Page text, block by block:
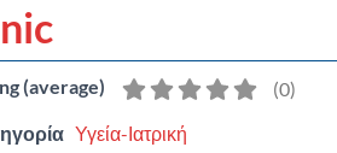
(average) (0)
Υγεία-Ιατρική